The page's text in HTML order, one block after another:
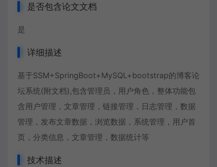
是否包含论文文档
是
详细描述
基于SSM+SpringBoot+MySQL+bootstrap的博客论
坛系统(附文档),包含管理员，用户角色，整体功能包
含用户管理，文章管理，链接管理，日志管理，数据
管理，发布文章数据，浏览数据，系统管理，用户首
页，分类信息，文章管理，数据统计等
技术描述